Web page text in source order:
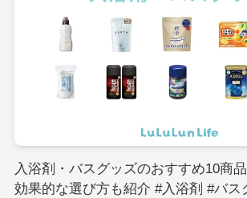
入浴剤・バスグッズのおすすめ10商
効果的な選び方も紹介 #入浴剤 #バス